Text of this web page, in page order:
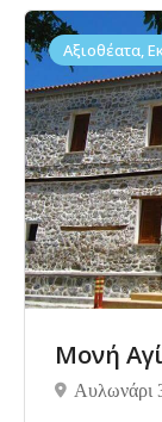
Δεν
Αξιοθέατα,
Μονή
Αυλωνάρι